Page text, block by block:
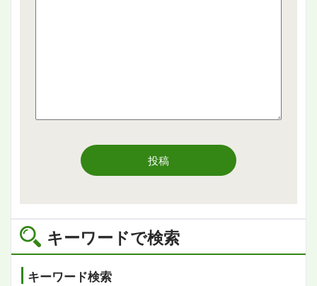
キーワードで検索
キーワード検索
投稿